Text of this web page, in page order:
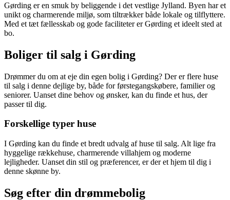
Gørding er en smuk by beliggende i det vestlige Jylland. Byen har et
unikt og charmerende miljø, som tiltrækker både lokale og tilflyttere.
Med et tæt fællesskab og gode faciliteter er Gørding et ideelt sted at
bo.
Boliger til salg i Gørding
Drømmer du om at eje din egen bolig i Gørding? Der er flere huse
til salg i denne dejlige by, både for førstegangskøbere, familier og
seniorer. Uanset dine behov og ønsker, kan du finde et hus, der
passer til dig.
Forskellige typer huse
I Gørding kan du finde et bredt udvalg af huse til salg. Alt lige fra
hyggelige rækkehuse, charmerende villahjem og moderne
lejligheder. Uanset din stil og præferencer, er der et hjem til dig i
denne skønne by.
Søg efter din drømmebolig